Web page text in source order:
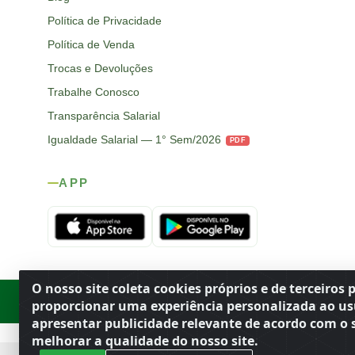
O nosso site coleta cookies próprios e de terceiros
proporcionar uma experiência personalizada ao
apresentar publicidade relevante de acordo com o
melhorar a qualidade do nosso site.
Política de Privacidade
Política de Venda
Trocas e Devoluções
Trabalhe Conosco
Transparência Salarial
Igualdade Salarial — 1° Sem/2026
PDF
APP
Rod. SP-215, s/n, km 98 — Área Rural Porto Ferreira/ ·